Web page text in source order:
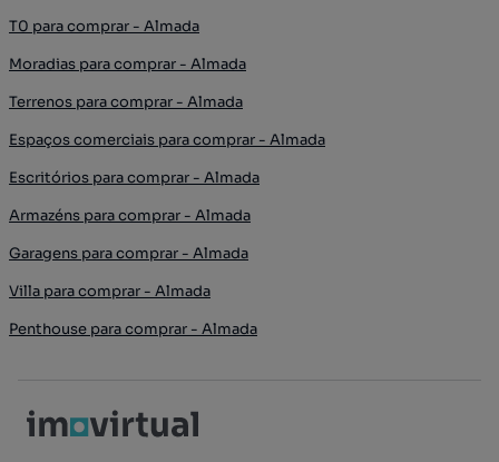
T0 para comprar - Almada
Moradias para comprar - Almada
Terrenos para comprar - Almada
Espaços comerciais para comprar - Almada
Escritórios para comprar - Almada
Armazéns para comprar - Almada
Garagens para comprar - Almada
Villa para comprar - Almada
Penthouse para comprar - Almada